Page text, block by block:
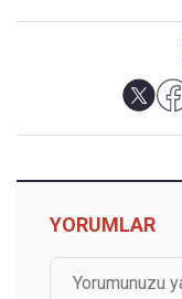
YORUMLAR